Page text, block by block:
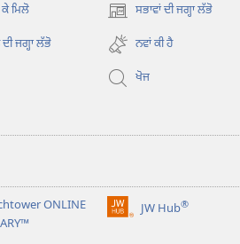
ਮਿਲੋ ਸਭਾਵਾਂ ਦੀ ਜਗ੍ਹਾ ਲੱਭੋ
(opens
new
window)
ਜਗ੍ਹਾ ਲੱਭੋ ਨਵਾਂ ਕੀ ਹੈ
ਖੋਜ
ONLINE
JW Hub®
(opens